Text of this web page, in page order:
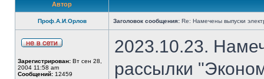
Автор
Проф.А.И.Орлов Заголовок сообщения: Re: Намечены выпуски
Зарегистрирован: Вт сен 28,
2004 11:58 am
Сообщений: 12459
2023.10.23.
рассылки